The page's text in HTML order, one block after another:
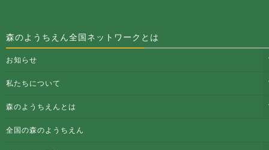
森のようちえん全国ネットワークとは
お知らせ
私たちについて
森のようちえんとは
全国の森のようちえん